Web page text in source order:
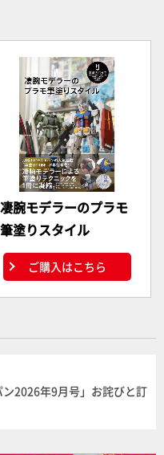
凄腕モデラーのプラモ
筆塗りスタイル
ご購入はこちら
ン2026年9月号」お詫びと訂